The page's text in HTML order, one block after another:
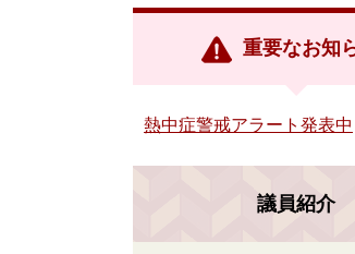
重要なお知
熱中症警戒アラート発表中
議員紹介